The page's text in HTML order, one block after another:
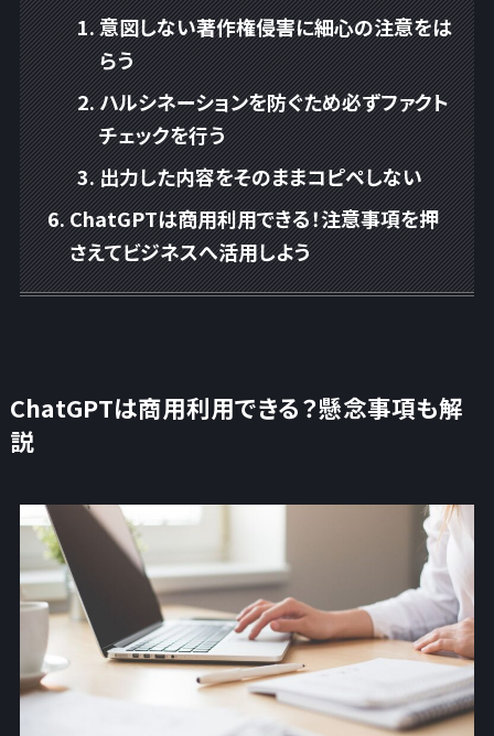
意図しない著作権侵害に細心の注意をは
らう
ハルシネーションを防ぐため必ずファクト
チェックを行う
出力した内容をそのままコピペしない
ChatGPTは商用利用できる！注意事項を押
さえてビジネスへ活用しよう
ChatGPTは商用利用できる？懸念事項も解
説